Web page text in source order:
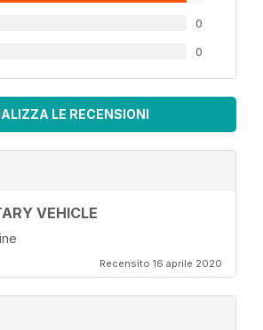
0
0
LE RECENSIONI
VEHICLE
Recensito 16 aprile 2020